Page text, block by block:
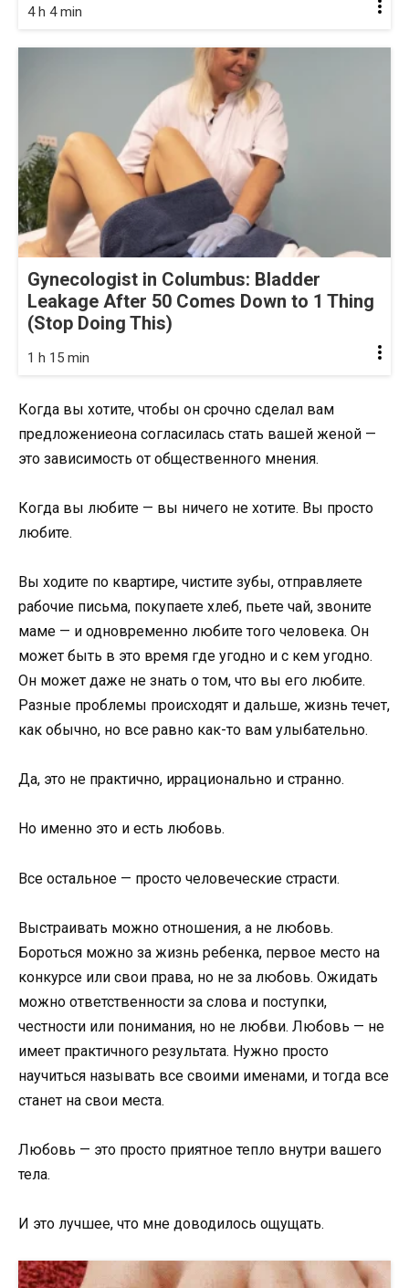
4 h 4 min
Gynecologist in Columbus: Bladder
Leakage After 50 Comes Down to 1 Thing
(Stop Doing This)
1 h 15 min
Когда вы хотите, чтобы он срочно сделал вам
предложениеона согласилась стать вашей женой —
это зависимость от общественного мнения.
Когда вы любите — вы ничего не хотите. Вы просто
любите.
Вы ходите по квартире, чистите зубы, отправляете
рабочие письма, покупаете хлеб, пьете чай, звоните
маме — и одновременно любите того человека. Он
может быть в это время где угодно и с кем угодно.
Он может даже не знать о том, что вы его любите.
Разные проблемы происходят и дальше, жизнь течет,
как обычно, но все равно как-то вам улыбательно.
Да, это не практично, иррационально и странно.
Но именно это и есть любовь.
Все остальное — просто человеческие страсти.
Выстраивать можно отношения, а не любовь.
Бороться можно за жизнь ребенка, первое место на
конкурсе или свои права, но не за любовь. Ожидать
можно ответственности за слова и поступки,
честности или понимания, но не любви. Любовь — не
имеет практичного результата. Нужно просто
научиться называть все своими именами, и тогда все
станет на свои места.
Любовь — это просто приятное тепло внутри вашего
тела.
И это лучшее, что мне доводилось ощущать.